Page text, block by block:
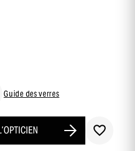
Guide des verres